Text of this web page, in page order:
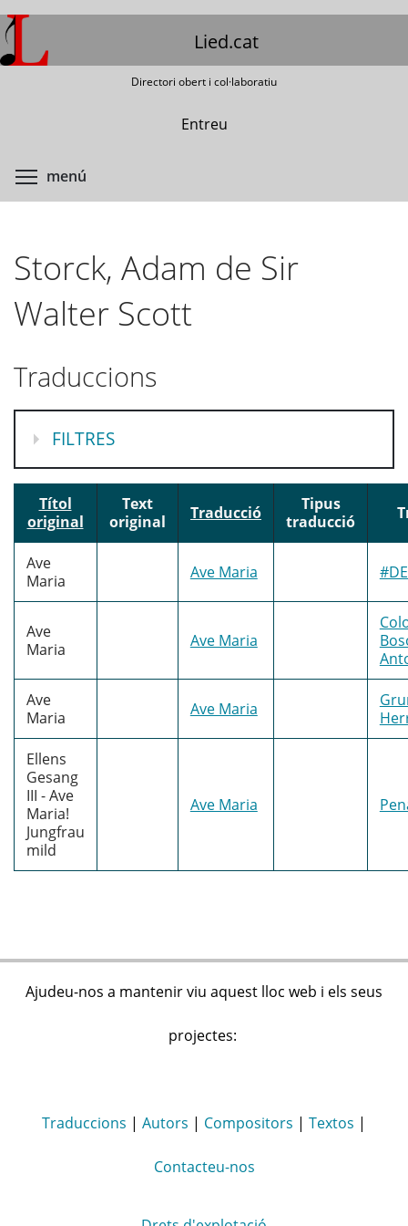
Vés
al
contingut
Lied.cat
Directori obert i col·laboratiu
Entreu
menú
Storck, Adam de Sir
Walter Scott
Traduccions
MOSTRA
FILTRES
Títol
original
Text
original
Traducció
Tipus
traducció
Ave
Maria
Ave Maria
Ave
Maria
Ave Maria
Ave
Maria
Ave Maria
Ellens
Gesang
III - Ave
Maria!
Jungfrau
mild
Ave Maria
Ajudeu-nos a mantenir viu aquest lloc web i els seus
projectes:
Traduccions | Autors | Compositors | Textos |
Contacteu-nos